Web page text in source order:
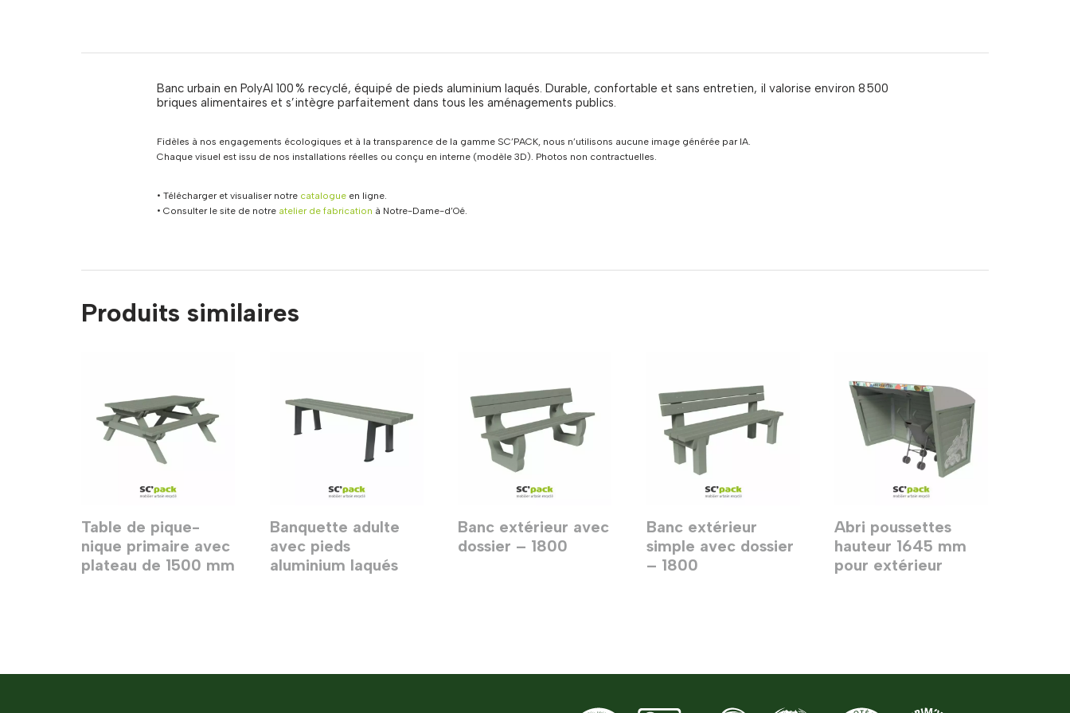
Banc urbain en PolyAl 100 % recyclé, équipé de pieds aluminium laqués. Durable, confortable et sans entretien, il valorise environ 8 500
briques alimentaires et s’intègre parfaitement dans tous les aménagements publics.
Fidèles à nos engagements écologiques et à la transparence de la gamme SC’PACK, nous n’utilisons aucune image générée par IA.
Chaque visuel est issu de nos installations réelles ou conçu en interne (modèle 3D). Photos non contractuelles.
• Télécharger et visualiser notre catalogue en ligne.
• Consulter le site de notre atelier de fabrication à Notre-Dame-d’Oé.
Produits similaires
Table de pique-
nique primaire avec
plateau de 1500 mm
Banquette adulte
avec pieds
aluminium laqués
Banc extérieur avec
dossier – 1800
Banc extérieur
simple avec dossier
– 1800
Abri poussettes
hauteur 1645 mm
pour extérieur